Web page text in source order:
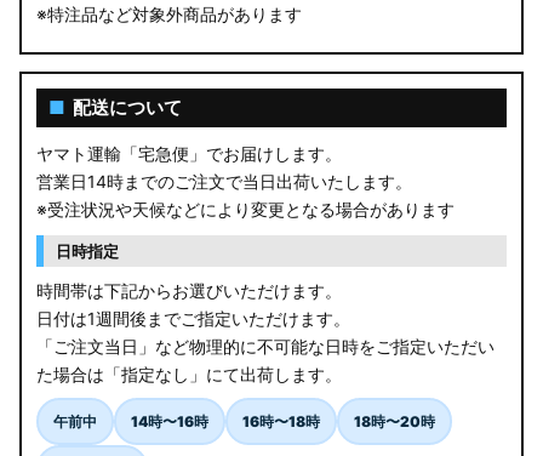
※特注品など対象外商品があります
■ 配送について
ヤマト運輸「宅急便」でお届けします。
営業日14時までのご注文で当日出荷いたします。
※受注状況や天候などにより変更となる場合があります
日時指定
時間帯は下記からお選びいただけます。
日付は1週間後までご指定いただけます。
「ご注文当日」など物理的に不可能な日時をご指定いただい
た場合は「指定なし」にて出荷します。
午前中 14時〜16時 16時〜18時 18時〜20時